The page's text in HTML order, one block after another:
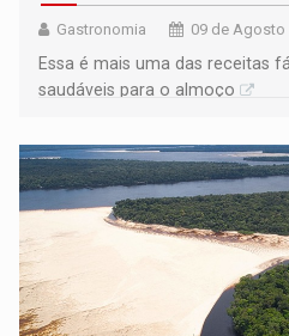
Gastronomia 09 de Agosto
Essa é mais uma das receitas
saudáveis para o almoço